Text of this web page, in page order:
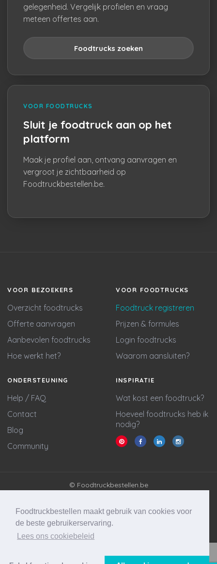
Foodtruckbestellen maakt gebruik van cookies voor
de beste gebruikerservaring.
Lees ons cookiebeleid
gelegenheid. Vergelijk profielen en vraag
meteen offertes aan.
Foodtrucks zoeken
VOOR FOODTRUCKS
Sluit je foodtruck aan op het
platform
Maak je profiel aan, ontvang aanvragen en
vergroot je zichtbaarheid op
Foodtruckbestellen.be.
VOOR BEZOEKERS
Overzicht foodtrucks
Offerte aanvragen
Aanbevolen foodtrucks
Hoe werkt het?
VOOR FOODTRUCKS
Foodtruck registreren
Prijzen & formules
Login foodtrucks
Waarom aansluiten?
ONDERSTEUNING
Help / FAQ
Contact
Blog
Community
INSPIRATIE
Wat kost een foodtruck?
Hoeveel foodtrucks heb ik
nodig?
© Foodtruckbestellen.be
Cookie statement
Website & marketing door